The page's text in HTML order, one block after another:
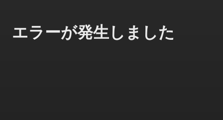
エラーが発生しました